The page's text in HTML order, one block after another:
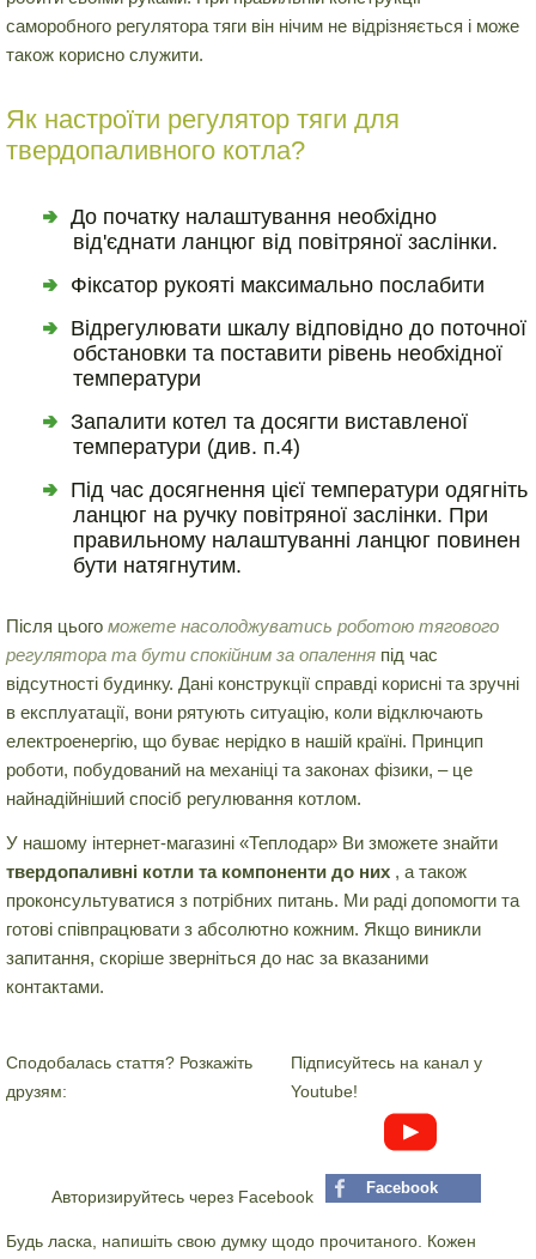
саморобного регулятора тяги він нічим не відрізняється і може
також корисно служити.
Як настроїти регулятор тяги для
твердопаливного котла?
До початку налаштування необхідно
від'єднати ланцюг від повітряної заслінки.
Фіксатор рукояті максимально послабити
Відрегулювати шкалу відповідно до поточної
обстановки та поставити рівень необхідної
температури
Запалити котел та досягти виставленої
температури (див. п.4)
Під час досягнення цієї температури одягніть
ланцюг на ручку повітряної заслінки. При
правильному налаштуванні ланцюг повинен
бути натягнутим.
Після цього можете насолоджуватись роботою тягового
регулятора та бути спокійним за опалення під час
відсутності будинку. Дані конструкції справді корисні та зручні
в експлуатації, вони рятують ситуацію, коли відключають
електроенергію, що буває нерідко в нашій країні. Принцип
роботи, побудований на механіці та законах фізики, – це
найнадійніший спосіб регулювання котлом.
У нашому інтернет-магазині «Теплодар» Ви зможете знайти
твердопаливні котли та компоненти до них , а також
проконсультуватися з потрібних питань. Ми раді допомогти та
готові співпрацювати з абсолютно кожним. Якщо виникли
запитання, скоріше зверніться до нас за вказаними
контактами.
Сподобалась стаття? Розкажіть
друзям:
Підписуйтесь на канал у
Youtube!
Авторизируйтесь через Facebook Facebook
Будь ласка, напишіть свою думку щодо прочитаного. Кожен